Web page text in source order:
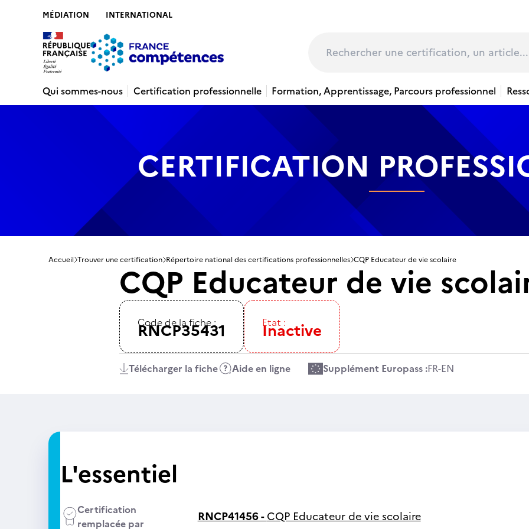
MÉDIATION INTERNATIONAL
Qui sommes-nous Certification professionnelle Formation, Apprentissage, Parcours professionnel
CERTIFICATION
Accueil Trouver une certification Répertoire national des certifications professionnelles CQP Educateur de vie scolaire
CQP Educateur de vie
Code de la fiche :
RNCP35431 Etat :
Inactive
Télécharger la fiche Aide en ligne Supplément Europass :FR-EN
L'essentiel
Certification
remplacée par
RNCP41456 -CQP Educateur de vie scolaire